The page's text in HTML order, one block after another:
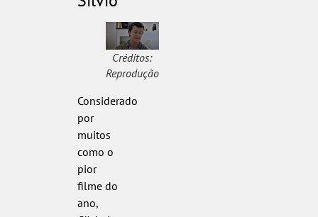
Créditos:
Reprodução
Considerado
por
muitos
como o
pior
filme do
ano,